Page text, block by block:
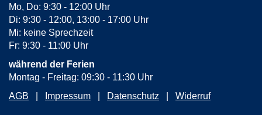
Mo, Do: 9:30 - 12:00 Uhr
Di: 9:30 - 12:00, 13:00 - 17:00 Uhr
Mi: keine Sprechzeit
Fr: 9:30 - 11:00 Uhr
während der Ferien
Montag - Freitag: 09:30 - 11:30 Uhr
AGB
Impressum Datenschutz Widerruf